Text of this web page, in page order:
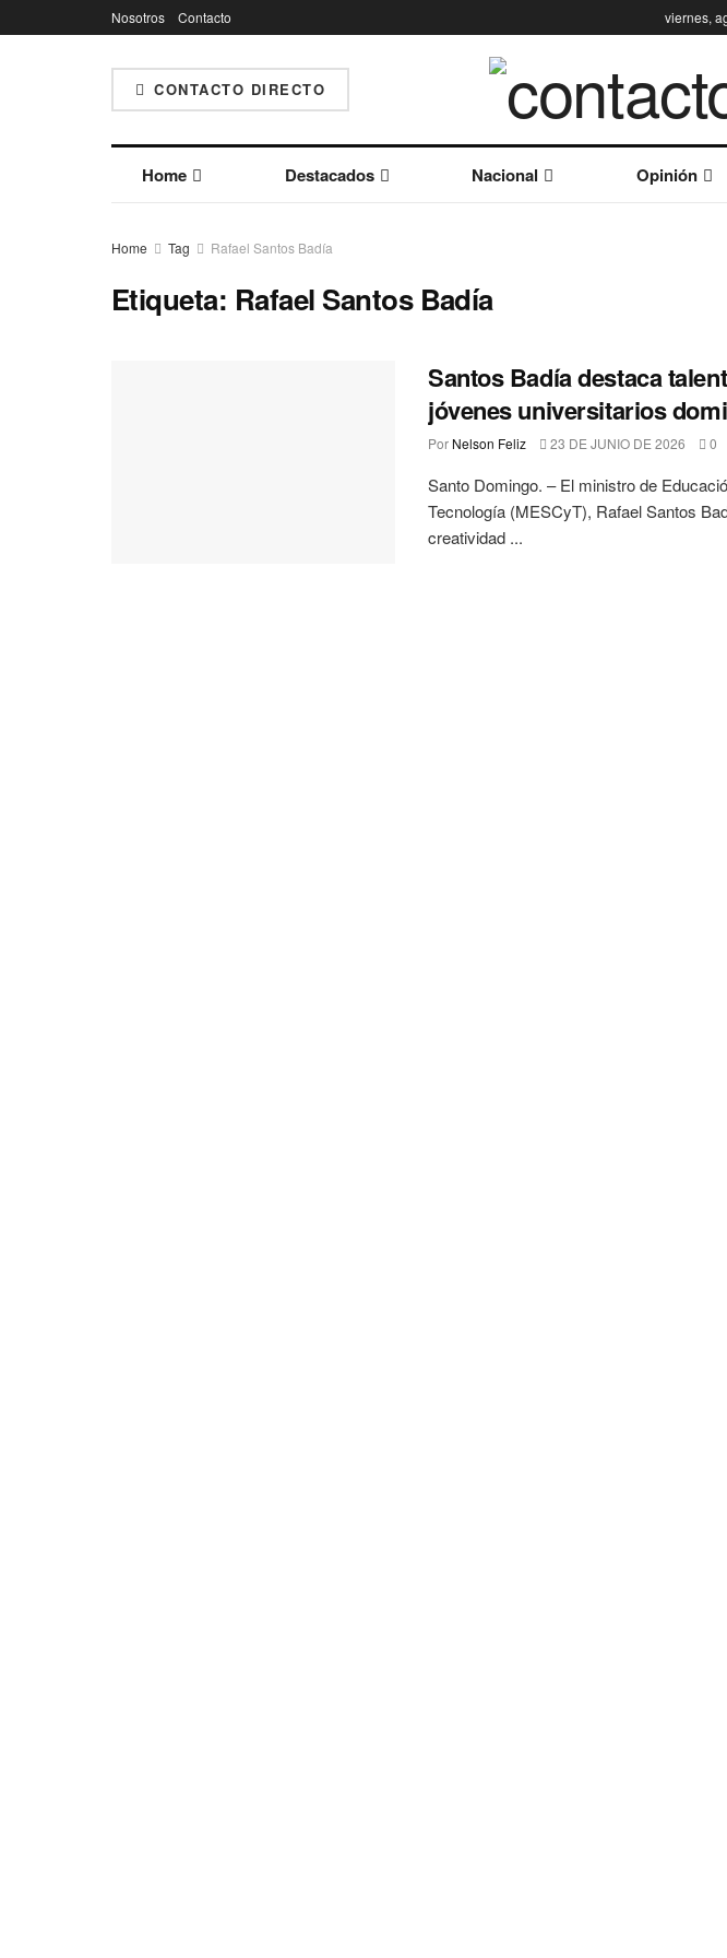
Nosotros Contacto viernes,
CONTACTO DIRECTO
Home Destacados Nacional Opinión
Home Tag Rafael Santos Badía
Etiqueta: Rafael Santos Badía
Santos Badía destaca
jóvenes universitarios
Por Nelson Feliz 23 DE JUNIO DE 2026 0
Santo Domingo. – El ministro de
Tecnología (MESCyT), Rafael Santos
creatividad ...